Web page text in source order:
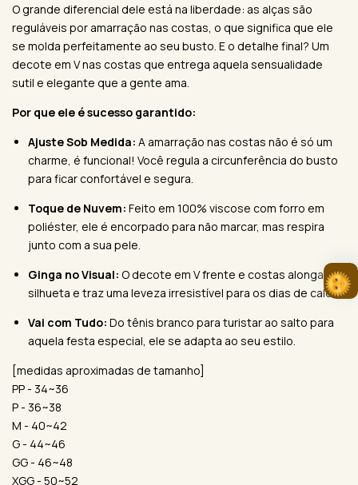
O grande diferencial dele está na liberdade: as alças são
reguláveis por amarração nas costas, o que significa que ele
se molda perfeitamente ao seu busto. E o detalhe final? Um
decote em V nas costas que entrega aquela sensualidade
sutil e elegante que a gente ama.
Por que ele é sucesso garantido:
Ajuste Sob Medida: A amarração nas costas não é só um
charme, é funcional! Você regula a circunferência do busto
para ficar confortável e segura.
Toque de Nuvem: Feito em 100% viscose com forro em
poliéster, ele é encorpado para não marcar, mas respira
junto com a sua pele.
Ginga no Visual: O decote em V frente e costas alonga a
silhueta e traz uma leveza irresistível para os dias de calor.
Vai com Tudo: Do tênis branco para turistar ao salto para
aquela festa especial, ele se adapta ao seu estilo.
[medidas aproximadas de tamanho]
PP - 34~36
P - 36~38
M - 40~42
G - 44~46
GG - 46~48
XGG - 50~52